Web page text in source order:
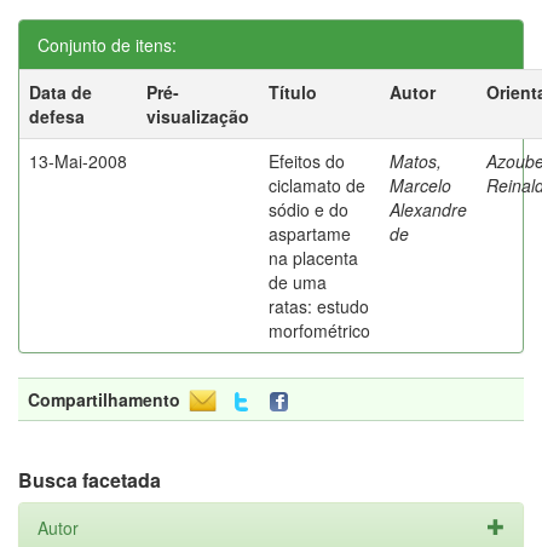
Conjunto de itens:
Data de
defesa
Pré-
visualização
Título Autor
13-Mai-2008
Efeitos do
ciclamato de
sódio e do
aspartame
na placenta
de uma
ratas: estudo
morfométrico
Matos,
Marcelo
Alexandre
de
Compartilhamento
Busca facetada
Autor